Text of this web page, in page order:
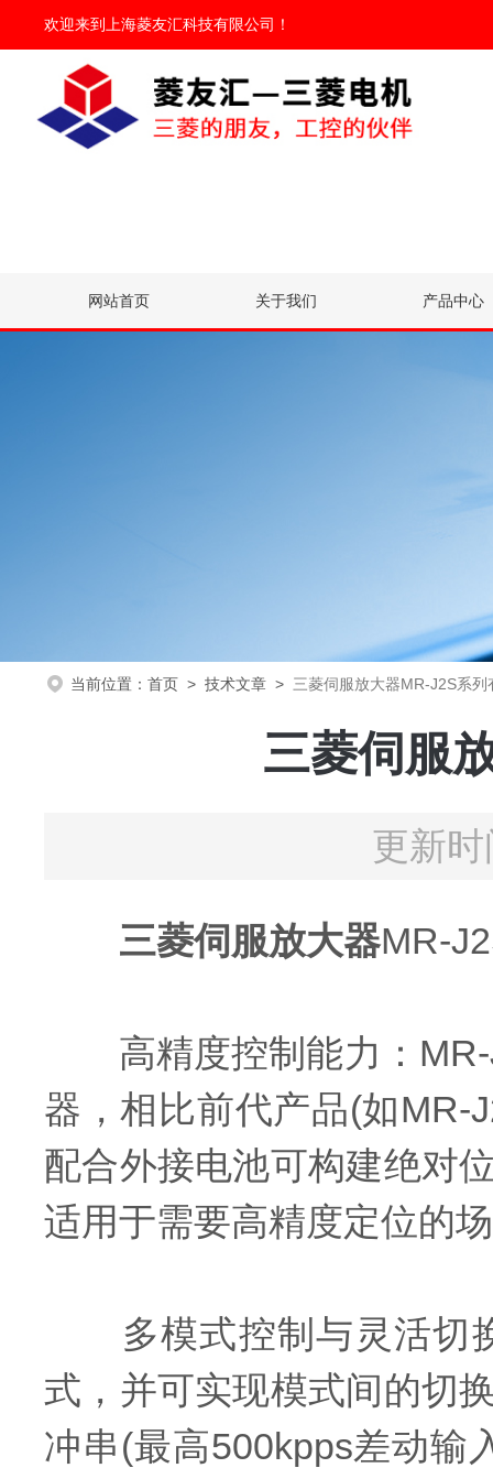
欢迎来到 上海菱友汇科技有限公司 ！
网站首页 关于我们 产品中心
当前位置： 首页 > 技术文章 > 三菱伺服放大器MR-J2S系列
三菱伺服
更新
三菱伺服放大器MR-
高精度控制能力：MR-
器，相比前代产品(如MR-
配合外接电池可构建绝对
适用于需要高精度定位的
多模式控制与灵活切换
式，并可实现模式间的切
冲串(最高500kpps差动输